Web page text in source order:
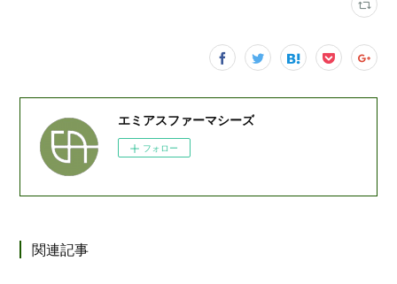
エミアスファーマシーズ
フォロー
関連記事